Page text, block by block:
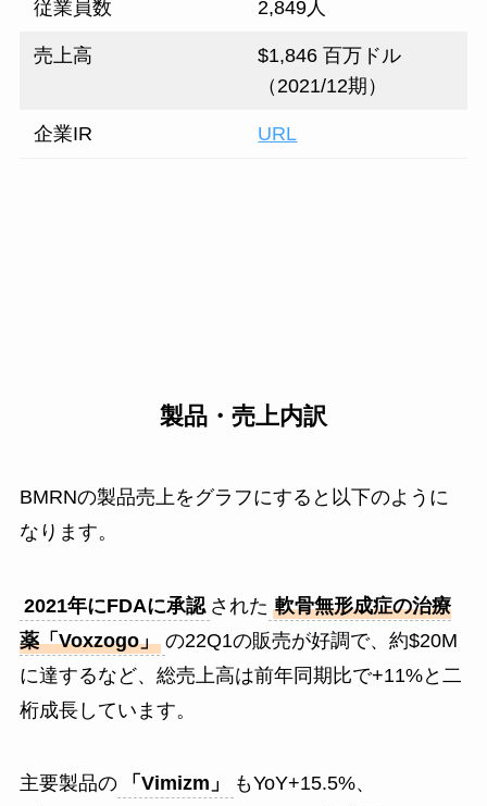
従業員数 2,849人
売上高
$1,846 百万ドル
（2021/12期）
企業IR URL
製品・売上内訳
BMRNの製品売上をグラフにすると以下のように
なります。
2021年にFDAに承認 された 軟骨無形成症の治療
薬「Voxzogo」 の22Q1の販売が好調で、約$20M
に達するなど、総売上高は前年同期比で+11%と二
桁成長しています。
主要製品の 「Vimizm」
もYoY+15.5%、